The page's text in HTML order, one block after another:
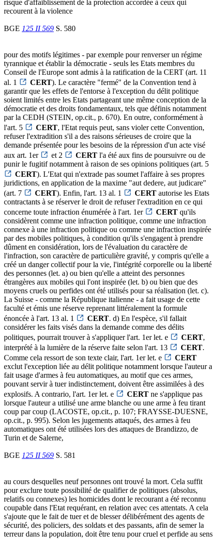
risque d'affaiblissement de la protection accordée à ceux qui
recourent à la violence
BGE 125 II 569 S. 580
pour des motifs légitimes - par exemple pour renverser un régime
tyrannique et établir la démocratie - seuls les Etats membres du
Conseil de l'Europe sont admis à la ratification de la CERT (art. 11
al. 1
CERT). Le caractère "fermé" de la Convention tend à
garantir que les effets de l'entorse à l'exception du délit politique
soient limités entre les Etats partageant une même conception de la
démocratie et des droits fondamentaux, tels que définis notamment
par la CEDH (STEIN, op.cit., p. 670). En outre, conformément à
l'art. 5
CERT, l'Etat requis peut, sans violer cette Convention,
refuser l'extradition s'il a des raisons sérieuses de croire que la
demande présentée pour les besoins de la répression d'un acte visé
aux art. 1er
et 2 CERT l'a été aux fins de poursuivre ou de
punir le fugitif notamment à raison de ses opinions politiques (art. 5
CERT). L'Etat qui n'extrade pas soumet l'affaire à ses propres
juridictions, en application de la maxime "aut dedere, aut judicare"
(art. 7
CERT). Enfin, l'art. 13 al. 1 CERT autorise les Etats
contractants à se réserver le droit de refuser l'extradition en ce qui
concerne toute infraction énumérée à l'art. 1er
CERT qu'ils
considèrent comme une infraction politique, comme une infraction
connexe à une infraction politique ou comme une infraction inspirée
par des mobiles politiques, à condition qu'ils s'engagent à prendre
dûment en considération, lors de l'évaluation du caractère de
l'infraction, son caractère de particulière gravité, y compris qu'elle a
créé un danger collectif pour la vie, l'intégrité corporelle ou la liberté
des personnes (let. a) ou bien qu'elle a atteint des personnes
étrangères aux mobiles qui l'ont inspirée (let. b) ou bien que des
moyens cruels ou perfides ont été utilisés pour sa réalisation (let. c).
La Suisse - comme la République italienne - a fait usage de cette
faculté et émis une réserve reprenant littéralement la formule
énoncée à l'art. 13 al. 1
CERT. d) En l'espèce, s'il fallait
considérer les faits visés dans la demande comme des délits
politiques, pourrait trouver à s'appliquer l'art. 1er let. e
CERT,
interprété à la lumière de la réserve faite selon l'art. 13
CERT.
Comme cela ressort de son texte clair, l'art. 1er let. e
CERT
exclut l'exception liée au délit politique notamment lorsque l'auteur a
fait usage d'armes à feu automatiques, au motif que ces armes,
pouvant servir à tuer indistinctement, doivent être assimilées à des
explosifs. A contrario, l'art. 1er let. e
CERT ne s'applique pas
lorsque l'auteur a utilisé une arme blanche ou une arme à feu tirant
coup par coup (LACOSTE, op.cit., p. 107; FRAYSSE-DUESNE,
op.cit., p. 995). Selon les jugements attaqués, des armes à feu
automatiques ont été utilisées lors des attaques de Brandizzo, de
Turin et de Salerne,
BGE 125 II 569 S. 581
au cours desquelles neuf personnes ont trouvé la mort. Cela suffit
pour exclure toute possibilité de qualifier de politiques (absolus,
relatifs ou connexes) les homicides dont le recourant a été reconnu
coupable dans l'Etat requérant, en relation avec ces attentats. A cela
s'ajoute que le fait de tuer et de blesser délibérément des agents de
sécurité, des policiers, des soldats et des passants, afin de semer la
terreur dans la population, doit être tenu pour cruel et perfide au sens